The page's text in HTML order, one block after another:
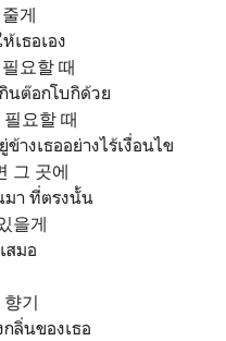
게
เธอเอง
요할 때
นต๊อกโบกิด้วย
요할 때
างเธออย่างไร้เงื่อนไข
그 곳에
มา ที่ตรงนั้น
을게
สมอ
기
ลิ่นของเธอ